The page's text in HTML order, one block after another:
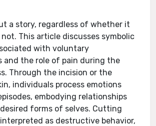
a story, regardless of whether it
not. This article discusses symbolic
with voluntary
and the role of pain during the
Through the incision or the
individuals process emotions
embodying relationships
forms of selves. Cutting
as destructive behavior,